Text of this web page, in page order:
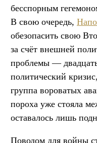
бесспорным
В свою очередь,
обезопасить свою
за счёт внешней
проблемы —
политический
группа вороватых
пороха уже стояла
оставалось лишь
Поводом для войны